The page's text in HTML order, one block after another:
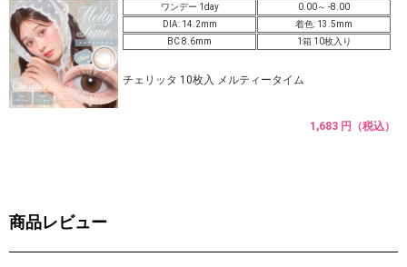
ワンデー 1day
0.00～ -8.00
DIA: 14.2mm
着色: 13.5mm
BC 8.6mm
1箱 10枚入り
チェリッタ 10枚入 メルティータイム
1,683 円（税込）
商品レビュー